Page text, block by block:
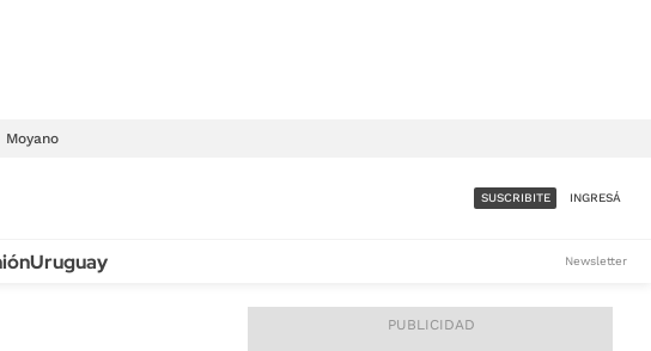
Moyano
ACCESO FULL - $1.800/MES
SUSCRIBITE INGRESÁ
Uruguay Newsletter